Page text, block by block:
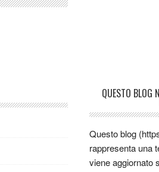
QUESTO BLOG
Questo blog
rappresenta una
viene aggiornato